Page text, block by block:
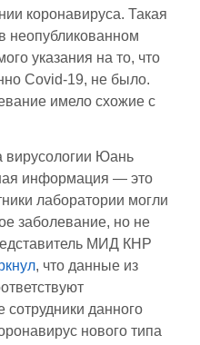
коронавируса. Такая
неопубликованном
указания на то, что
Covid-19, не было.
имело схожие с
вирусологии Юань
информация — это
лаборатории могли
заболевание, но не
МИД КНР
, что данные из
сотрудники данного
нового типа